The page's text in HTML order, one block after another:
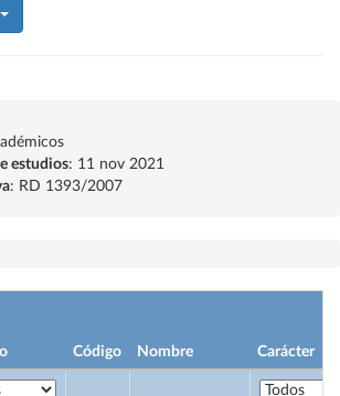
estudios: 11 nov 2021
: RD 1393/2007
Código Nombre Carácter